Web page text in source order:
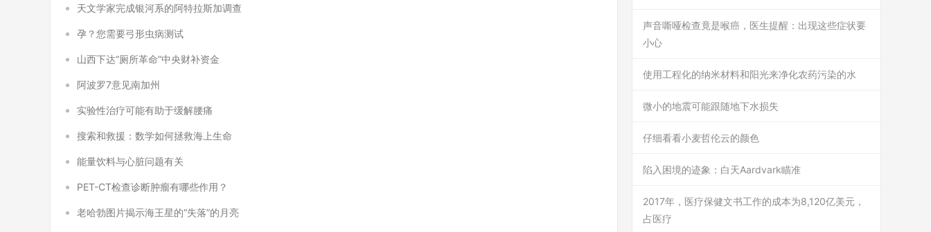
天文学家完成银河系的阿特拉斯加调查
孕？您需要弓形虫病测试
山西下达“厕所革命”中央财补资金
阿波罗7意见南加州
实验性治疗可能有助于缓解腰痛
搜索和救援：数学如何拯救海上生命
能量饮料与心脏问题有关
PET-CT检查诊断肿瘤有哪些作用？
老哈勃图片揭示海王星的“失落”的月亮
声音嘶哑检查竟是喉癌，医生提醒：出现这些症状要
小心
使用工程化的纳米材料和阳光来净化农药污染的水
微小的地震可能跟随地下水损失
仔细看看小麦哲伦云的颜色
陷入困境的迹象：白天Aardvark瞄准
2017年，医疗保健文书工作的成本为8,120亿美元，
占医疗